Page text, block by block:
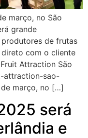
março, no São
grande
de frutas
com o cliente
Attraction São
attraction-sao-
março, no […]
será
e